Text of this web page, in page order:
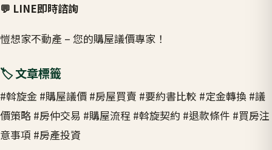
💬 LINE即時諮詢
愷想家不動產 – 您的購屋議價專家！
🏷️ 文章標籤
#斡旋金 #購屋議價 #房屋買賣 #要約書比較 #定金轉換 #議
價策略 #房仲交易 #購屋流程 #斡旋契約 #退款條件 #買房注
意事項 #房產投資